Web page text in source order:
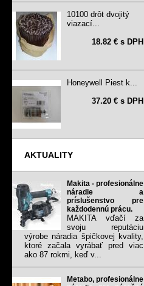
10100 drôt dvojitý
viazací...
18.82 € s DPH
Honeywell Piest k...
37.20 € s DPH
AKTUALITY
Makita - profesionálne
náradie a
príslušenstvo pre
každodennú prácu.
MAKITA vďačí za
svoju reputáciu
výrobe náradia špičkovej kvality,
ktoré začala vyrábať pred viac
ako 87 rokmi, keď v...
Metabo, profesionálne